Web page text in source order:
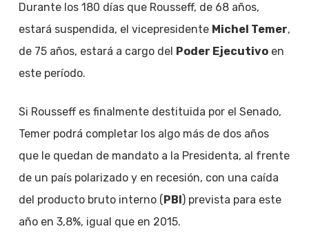
Durante los 180 días que Rousseff, de 68 años,
estará suspendida, el vicepresidente Michel Temer,
de 75 años, estará a cargo del Poder Ejecutivoen
este período.
Si Rousseff es finalmente destituida por el Senado,
Temer podrá completar los algo más de dos años
que le quedan de mandato a la Presidenta, al frente
de un país polarizado y en recesión, con una caída
del producto bruto interno (PBI) prevista para este
año en 3,8%, igual que en 2015.